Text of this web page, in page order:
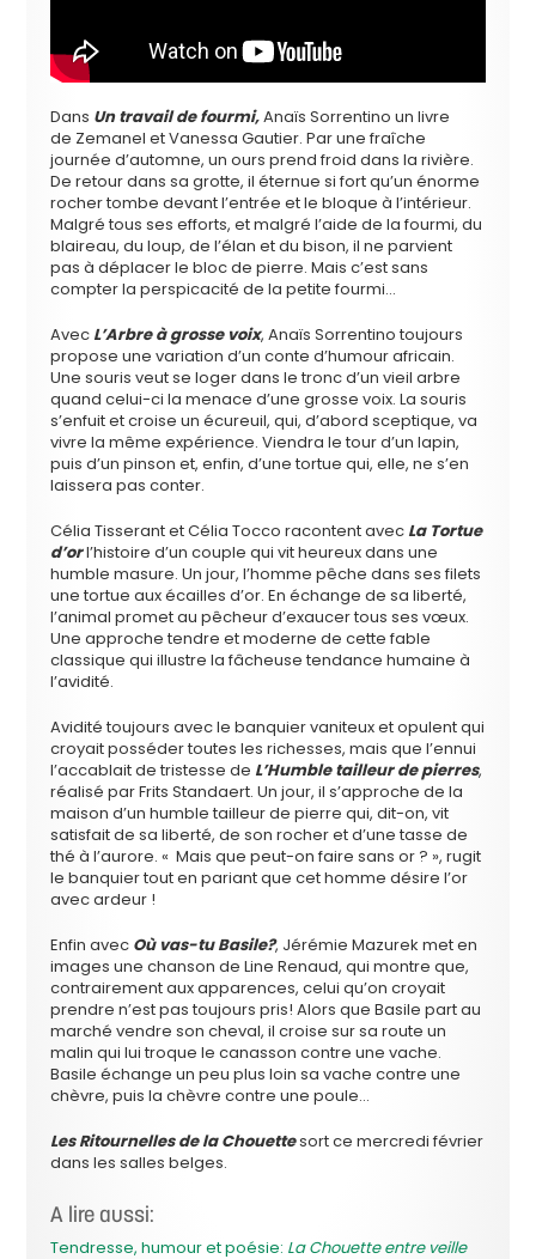
Dans Un travail de fourmi,Anaïs Sorrentino un livre
de Zemanel et Vanessa Gautier. Par une fraîche
journée d’automne, un ours prend froid dans la rivière.
De retour dans sa grotte, il éternue si fort qu’un énorme
rocher tombe devant l’entrée et le bloque à l’intérieur.
Malgré tous ses efforts, et malgré l’aide de la fourmi, du
blaireau, du loup, de l’élan et du bison, il ne parvient
pas à déplacer le bloc de pierre. Mais c’est sans
compter la perspicacité de la petite fourmi…
Avec L’Arbre à grosse voix, Anaïs Sorrentino toujours
propose une variation d’un conte d’humour africain.
Une souris veut se loger dans le tronc d’un vieil arbre
quand celui-ci la menace d’une grosse voix. La souris
s’enfuit et croise un écureuil, qui, d’abord sceptique, va
vivre la même expérience. Viendra le tour d’un lapin,
puis d’un pinson et, enfin, d’une tortue qui, elle, ne s’en
laissera pas conter.
Célia Tisserant et Célia Tocco racontent avec La Tortue
d’orl’histoire d’un couple qui vit heureux dans une
humble masure. Un jour, l’homme pêche dans ses filets
une tortue aux écailles d’or. En échange de sa liberté,
l’animal promet au pêcheur d’exaucer tous ses vœux.
Une approche tendre et moderne de cette fable
classique qui illustre la fâcheuse tendance humaine à
l’avidité.
Avidité toujours avec le banquier vaniteux et opulent qui
croyait posséder toutes les richesses, mais que l’ennui
l’accablait de tristesse de L’Humble tailleur de pierres,
réalisé par Frits Standaert. Un jour, il s’approche de la
maison d’un humble tailleur de pierre qui, dit-on, vit
satisfait de sa liberté, de son rocher et d’une tasse de
thé à l’aurore. « Mais que peut-on faire sans or ? », rugit
le banquier tout en pariant que cet homme désire l’or
avec ardeur !
Enfin avec Où vas-tu Basile?, Jérémie Mazurek met en
images une chanson de Line Renaud, qui montre que,
contrairement aux apparences, celui qu’on croyait
prendre n’est pas toujours pris! Alors que Basile part au
marché vendre son cheval, il croise sur sa route un
malin qui lui troque le canasson contre une vache.
Basile échange un peu plus loin sa vache contre une
chèvre, puis la chèvre contre une poule…
Les Ritournelles de la Chouettesort ce mercredi février
dans les salles belges.
A lire aussi:
Tendresse, humour et poésie: La Chouette entre veille